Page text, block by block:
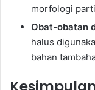
morfologi
Obat-obatan
halus
bahan